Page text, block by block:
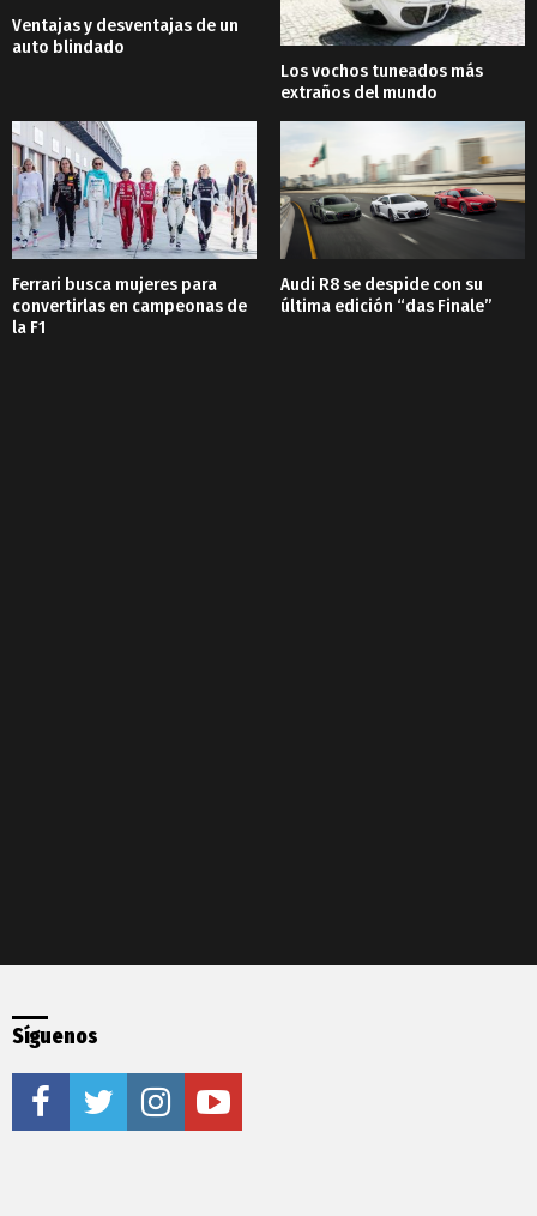
Ventajas y desventajas de un
auto blindado
Los vochos tuneados más
extraños del mundo
Ferrari busca mujeres para
convertirlas en campeonas de
la F1
Audi R8 se despide con su
última edición “das Finale”
Síguenos
facebooktwitter instagramyoutube